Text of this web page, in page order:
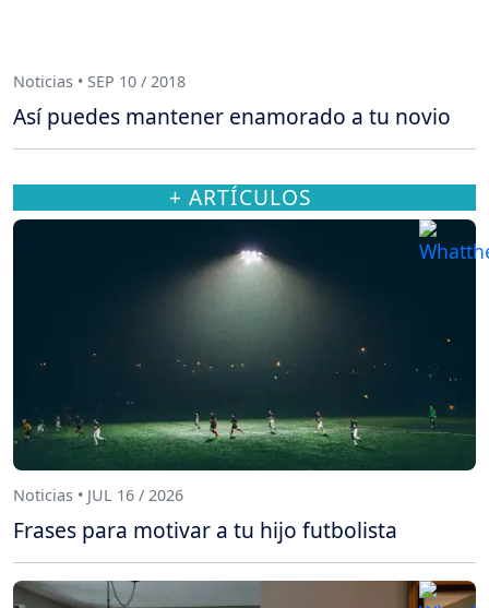
Noticias • SEP 10 / 2018
Así puedes mantener enamorado a tu novio
+ ARTÍCULOS
Noticias • JUL 16 / 2026
Frases para motivar a tu hijo futbolista